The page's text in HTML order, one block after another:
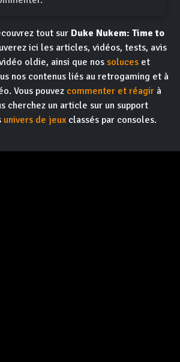
tout sur Duke Nukem: Time to
ici les articles, vidéos, tests, avis
oldie, ainsi que nos soluces et
nos contenus liés au retrogaming et à
Vous pouvez commenter et réagir à
cherchez un article sur un support
univers de jeux classés par consoles.